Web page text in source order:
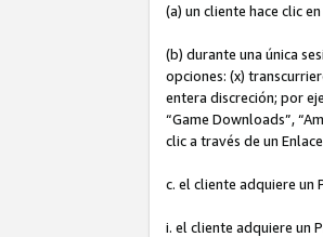
(a) un cliente hace clic
(b) durante una única
opciones: (x)
entera discreción; por
“Game Downloads”,
clic a través de un
c. el cliente adquiere un
i. el cliente adquiere un